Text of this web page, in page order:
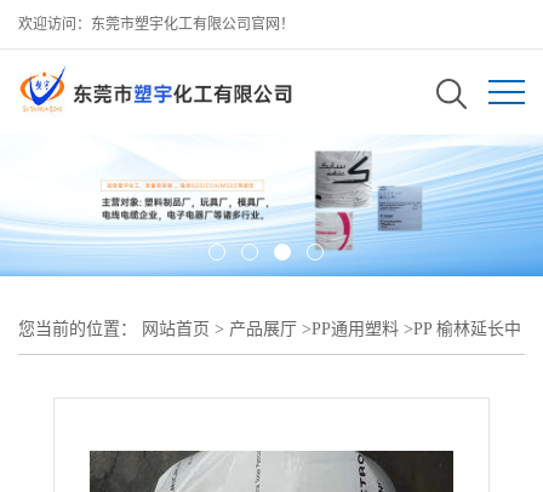
欢迎访问：东莞市塑宇化工有限公司官网！
您当前的位置： 网站首页 > 产品展厅 >PP通用塑料 >PP 榆林延长中